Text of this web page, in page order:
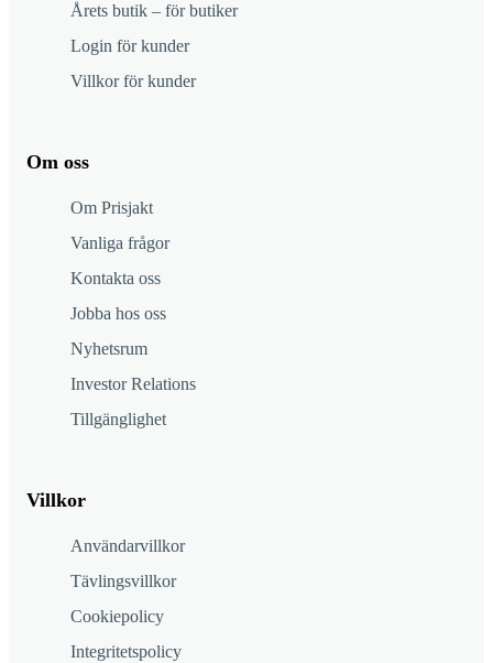
Årets butik – för butiker
Login för kunder
Villkor för kunder
Om oss
Om Prisjakt
Vanliga frågor
Kontakta oss
Jobba hos oss
Nyhetsrum
Investor Relations
Tillgänglighet
Villkor
Användarvillkor
Tävlingsvillkor
Cookiepolicy
Integritetspolicy